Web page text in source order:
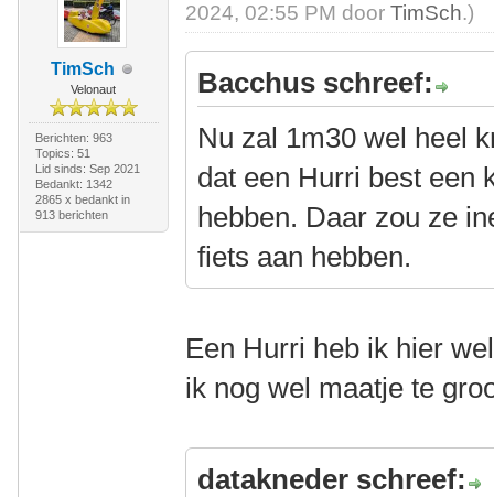
TimSch
Velonaut
Berichten: 963
Topics: 51
Lid sinds: Sep 2021
Bedankt: 1342
2865 x bedankt in
913 berichten
2024, 02:55 PM doorTimSch.)
Bacchus schreef:
Nu zal 1m30 wel heel
dat een Hurri best een
hebben. Daar zou ze
fiets aan hebben.
Een Hurri heb ik hier
ik nog wel maatje te
datakneder schreef: